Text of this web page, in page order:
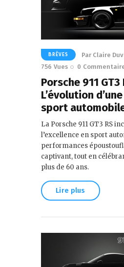
BRÈVES Par Claire
756 Vues 0
Porsche 911 GT3
L’évolution
sport
La Porsche 911 GT3 RS
l’excellence en sport
performances
captivant, tout en
plus de 60 ans.
Lire plus